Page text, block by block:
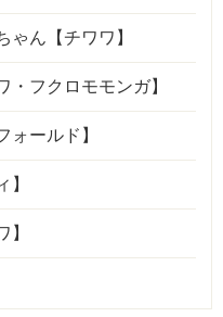
ゃん【チワワ】
・フクロモモンガ】
ォールド】
】
】